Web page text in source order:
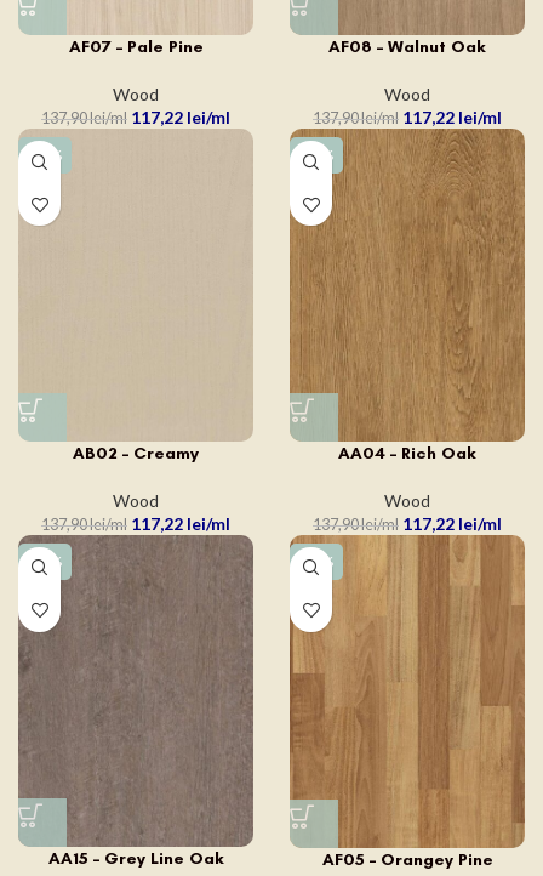
AF07 – Pale Pine
Wood
137,90lei 117,22 lei
AF08 – Walnut Oak
Wood
137,90lei 117,22 lei
-15%
AB02 – Creamy
Wood
137,90lei 117,22 lei
-15%
AA04 – Rich Oak
Wood
137,90lei 117,22 lei
-15%
AA15 – Grey Line Oak
-15%
AF05 – Orangey Pine